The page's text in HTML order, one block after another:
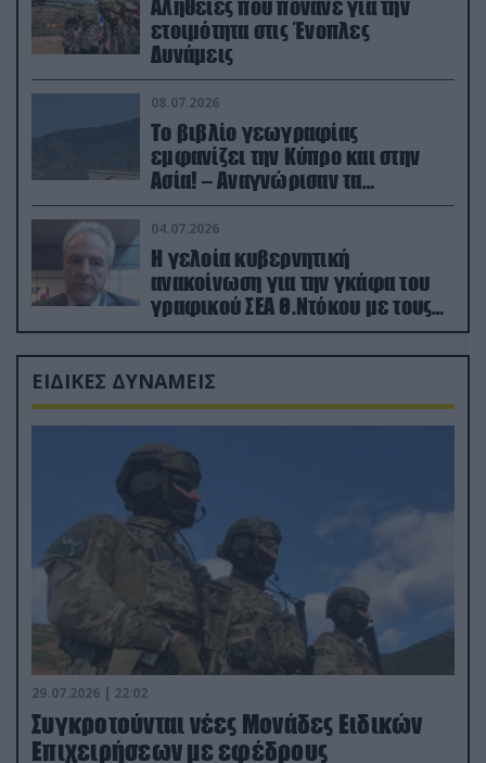
Αλήθειες που πονάνε για την
ετοιμότητα στις Ένοπλες
Δυνάμεις
08.07.2026
Το βιβλίο γεωγραφίας
εμφανίζει την Κύπρο και στην
Ασία! – Αναγνώρισαν τα
κατεχόμενα; (φωτο)
04.07.2026
Η γελοία κυβερνητική
ανακοίνωση για την γκάφα του
γραφικού ΣΕΑ Θ.Ντόκου με τους
Ρώσους φαρσέρ
ΕΙΔΙΚΕΣ ΔΥΝΑΜΕΙΣ
29.07.2026 | 22:02
Συγκροτούνται νέες Μονάδες Ειδικών
Επιχειρήσεων με εφέδρους